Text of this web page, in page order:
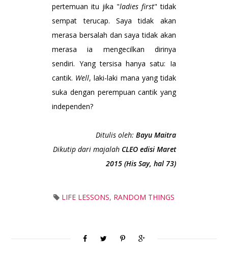
pertemuan itu jika "ladies first" tidak
sempat terucap. Saya tidak akan
merasa bersalah dan saya tidak akan
merasa ia mengecilkan dirinya
sendiri. Yang tersisa hanya satu: Ia
cantik. Well, laki-laki mana yang tidak
suka dengan perempuan cantik yang
independen?
Ditulis oleh: Bayu Maitra
Dikutip dari majalah CLEO edisi Maret
2015 (His Say, hal 73)
LIFE LESSONS, RANDOM THINGS